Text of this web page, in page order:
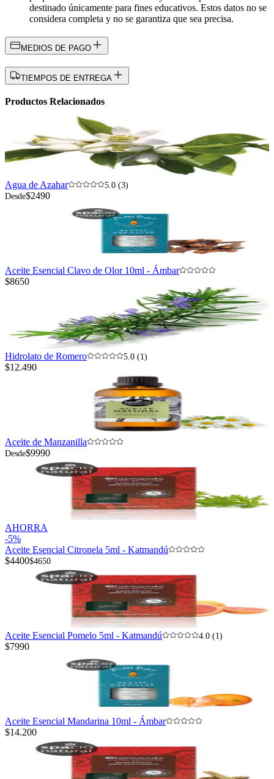
destinado únicamente para fines educativos. Estos datos no se
considera completa y no se garantiza que sea precisa.
MEDIOS DE PAGO
TIEMPOS DE ENTREGA
Productos Relacionados
Agua de Azahar
5.0 (3)
Desde$2490
Aceite Esencial Clavo de Olor 10ml - Ámbar
$8650
Hidrolato de Romero 5.0 (1)
$12.490
Aceite de Manzanilla
Desde$9990
AHORRA
-5%
Aceite Esencial Citronela 5ml - Katmandú
$4400$4650
Aceite Esencial Pomelo 5ml - Katmandú 4.0 (1)
$7990
Aceite Esencial Mandarina 10ml - Ámbar
$14.200